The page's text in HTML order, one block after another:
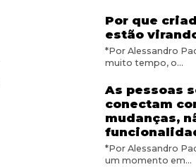
Por que
estão
*Por Alessandro
muito tempo, o...
As pessoas
conectam
mudanças,
*Por Alessandro
um momento em...